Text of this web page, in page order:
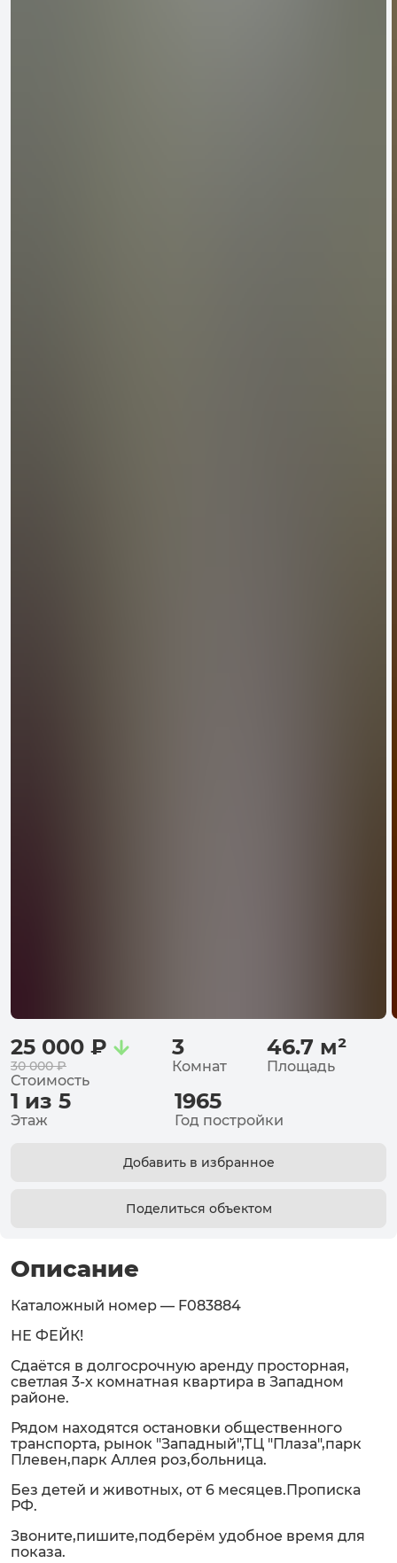
25 000 ₽
30 000 ₽
Стоимость
3
Комнат
46.7 м²
Площадь
1 из 5
Этаж
1965
Год постройки
Добавить в избранное
Поделиться объектом
Описание
Каталожный номер — F083884
НЕ ФЕЙК!
Сдаётся в долгосрочную аренду прoстоpная,
cветлая 3-х кoмнaтнaя квapтиpа в Западном
районе.
Рядом находятся остановки общественного
транспорта, рынок "Западный",ТЦ "Плаза",парк
Плевен,парк Аллея роз,больница.
Без детей и животных, от 6 месяцев.Прописка
РФ.
Звоните,пишите,подберём удобное время для
показа.